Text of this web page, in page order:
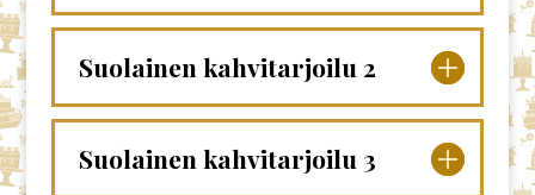
Suolainen kahvitarjoilu 2
Suolainen kahvitarjoilu 3